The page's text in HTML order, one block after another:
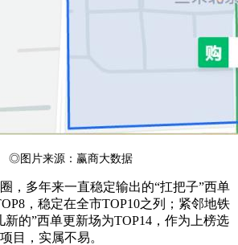
◎图片来源：赢商大数据
，多年来一直稳定输出的“扛把子”西单
，稳定在全市TOP10之列；紧邻地铁
新的”西单更新场为TOP14，作为上榜选
目，实属不易。